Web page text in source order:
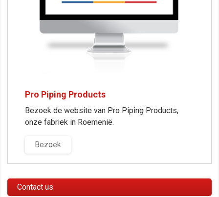
Pro Piping Products
Bezoek de website van Pro Piping Products,
onze fabriek in Roemenië.
Bezoek
Contact us